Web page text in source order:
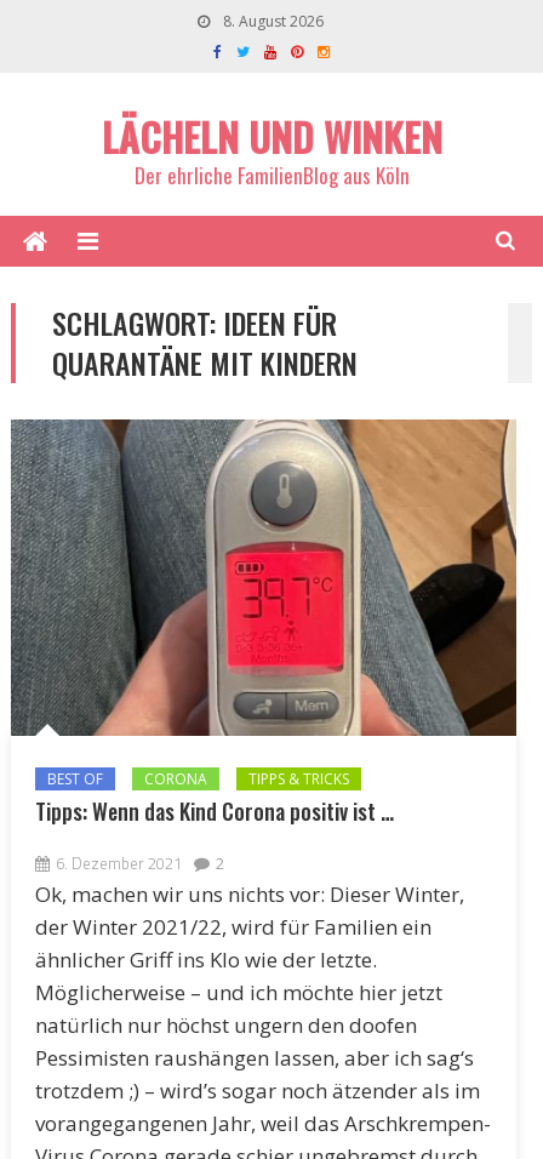
8. August 2026
LÄCHELN UND WINKEN
Der ehrliche FamilienBlog aus Köln
SCHLAGWORT: IDEEN FÜR
QUARANTÄNE MIT KINDERN
BEST OF CORONA TIPPS & TRICKS
Tipps: Wenn das Kind Corona positiv ist …
6. Dezember 2021 2
Ok, machen wir uns nichts vor: Dieser Winter,
der Winter 2021/22, wird für Familien ein
ähnlicher Griff ins Klo wie der letzte.
Möglicherweise – und ich möchte hier jetzt
natürlich nur höchst ungern den doofen
Pessimisten raushängen lassen, aber ich sag‘s
trotzdem ;) – wird’s sogar noch ätzender als im
vorangegangenen Jahr, weil das Arschkrempen-